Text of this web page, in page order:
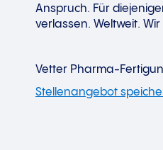
Anspruch. Für
verlassen. Weltweit.
Vetter Pharma-